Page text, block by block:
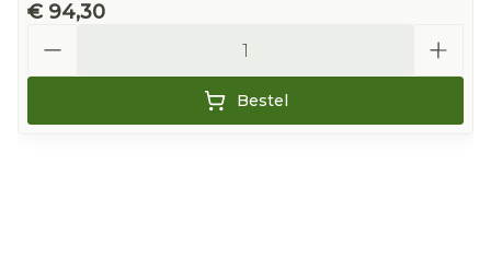
€ 94,30
Bestel